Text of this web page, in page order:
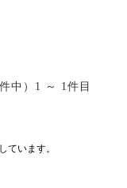
中）1 ～ 1件目
ています。